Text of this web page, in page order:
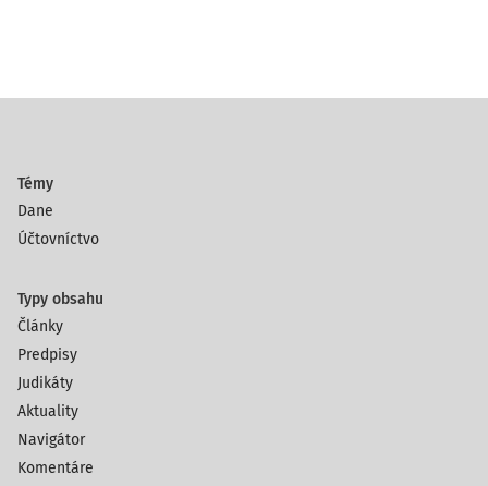
Témy
Dane
Účtovníctvo
Typy obsahu
Články
Predpisy
Judikáty
Aktuality
Navigátor
Komentáre